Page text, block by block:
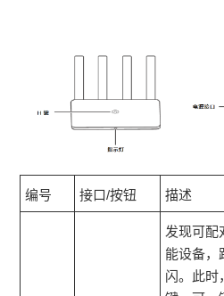
编号 接口/按钮 描述
发现可配
能设备，
闪。此时